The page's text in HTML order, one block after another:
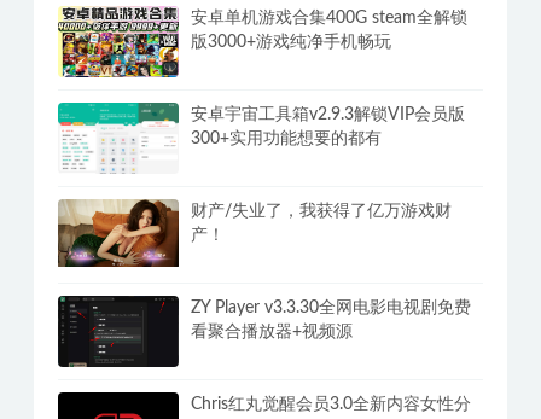
安卓单机游戏合集400G steam全解锁
版3000+游戏纯净手机畅玩
安卓宇宙工具箱v2.9.3解锁VIP会员版
300+实用功能想要的都有
财产/失业了，我获得了亿万游戏财
产！
ZY Player v3.3.30全网电影电视剧免费
看聚合播放器+视频源
Chris红丸觉醒会员3.0全新内容女性分